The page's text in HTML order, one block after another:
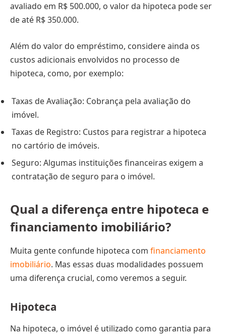
avaliado em R$ 500.000, o valor da hipoteca pode ser
de até R$ 350.000.
Além do valor do empréstimo, considere ainda os
custos adicionais envolvidos no processo de
hipoteca, como, por exemplo:
Taxas de Avaliação: Cobrança pela avaliação do
imóvel.
Taxas de Registro: Custos para registrar a hipoteca
no cartório de imóveis.
Seguro: Algumas instituições financeiras exigem a
contratação de seguro para o imóvel.
Qual a diferença entre hipoteca e
financiamento imobiliário?
Muita gente confunde hipoteca com financiamento
imobiliário. Mas essas duas modalidades possuem
uma diferença crucial, como veremos a seguir.
Hipoteca
Na hipoteca, o imóvel é utilizado como garantia para